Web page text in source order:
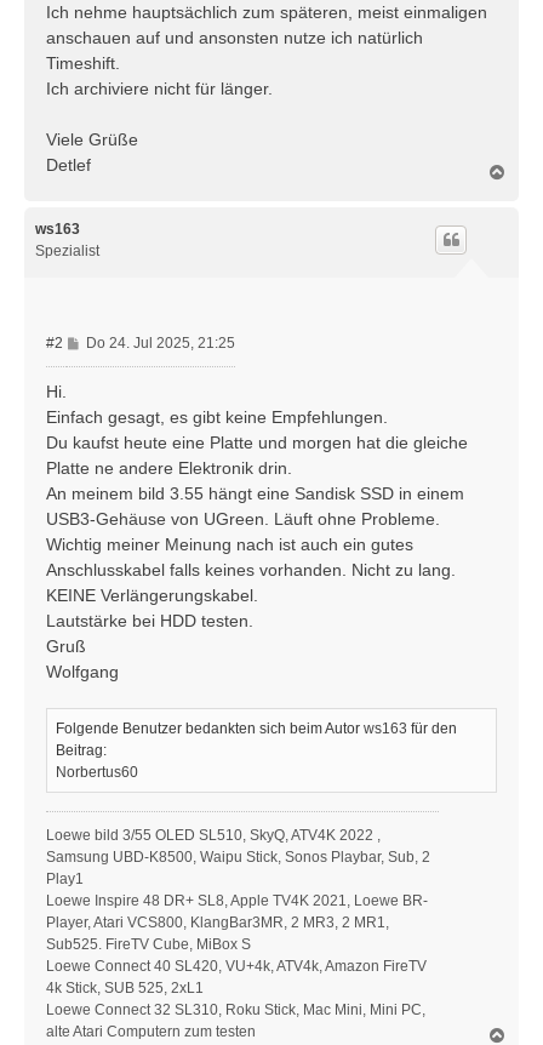
Ich nehme hauptsächlich zum späteren, meist einmaligen
anschauen auf und ansonsten nutze ich natürlich
Timeshift.
Ich archiviere nicht für länger.
Viele Grüße
Detlef
ws163
Spezialist
#2
B
e
r
a
g
Do 24. Jul 2025, 21:25
Hi.
Einfach gesagt, es gibt keine Empfehlungen.
Du kaufst heute eine Platte und morgen hat die gleiche
Platte ne andere Elektronik drin.
An meinem bild 3.55 hängt eine Sandisk SSD in einem
USB3-Gehäuse von UGreen. Läuft ohne Probleme.
Wichtig meiner Meinung nach ist auch ein gutes
Anschlusskabel falls keines vorhanden. Nicht zu lang.
KEINE Verlängerungskabel.
Lautstärke bei HDD testen.
Gruß
Wolfgang
Folgende Benutzer bedankten sich beim Autor ws163 für den
Beitrag:
Norbertus60
Loewe bild 3/55 OLED SL510, SkyQ, ATV4K 2022 ,
Samsung UBD-K8500, Waipu Stick, Sonos Playbar, Sub, 2
Play1
Loewe Inspire 48 DR+ SL8, Apple TV4K 2021, Loewe BR-
Player, Atari VCS800, KlangBar3MR, 2 MR3, 2 MR1,
Sub525. FireTV Cube, MiBox S
Loewe Connect 40 SL420, VU+4k, ATV4k, Amazon FireTV
4k Stick, SUB 525, 2xL1
Loewe Connect 32 SL310, Roku Stick, Mac Mini, Mini PC,
alte Atari Computern zum testen